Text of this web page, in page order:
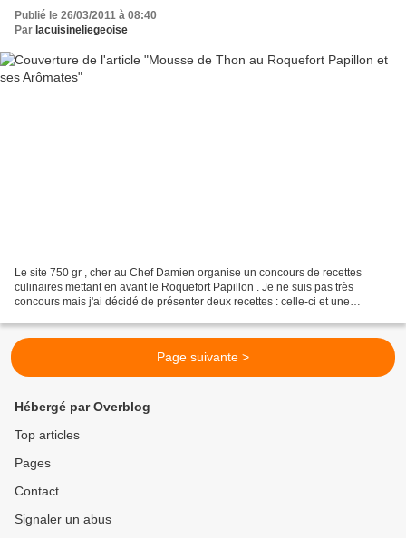
Publié le 26/03/2011 à 08:40
Par lacuisineliegeoise
Le site 750 gr , cher au Chef Damien organise un concours de recettes
culinaires mettant en avant le Roquefort Papillon . Je ne suis pas très
concours mais j'ai décidé de présenter deux recettes : celle-ci et une
Page suivante >
Hébergé par Overblog
Top articles
Pages
Contact
Signaler un abus